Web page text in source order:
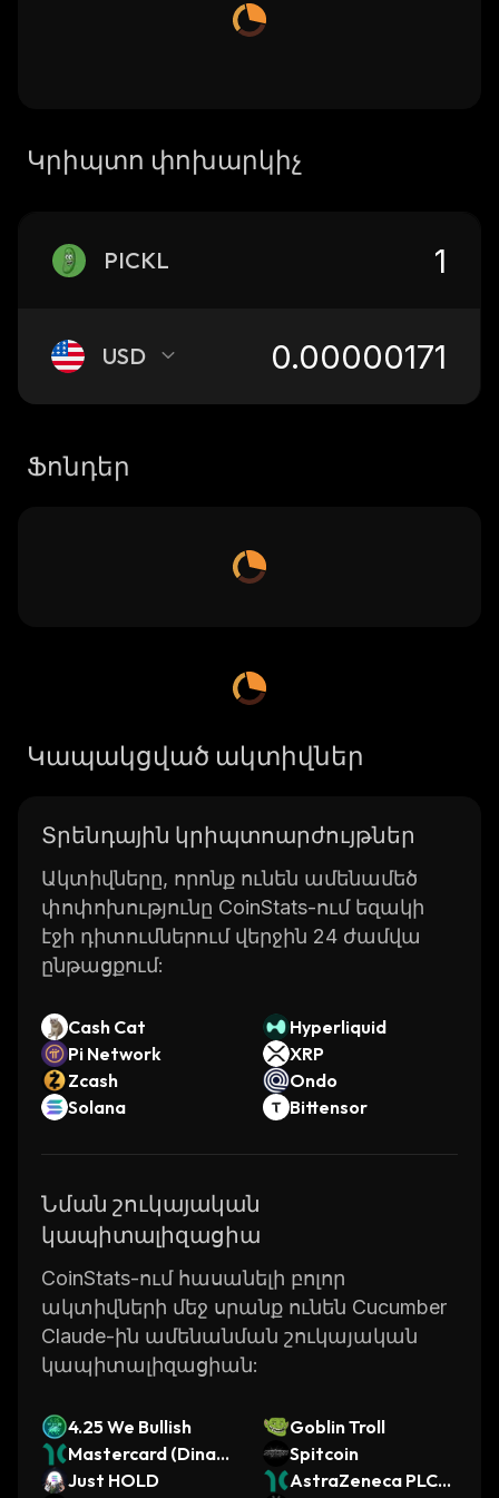
Կրիպտո փոխարկիչ
PICKL
USD
Ֆոնդեր
Կապակցված ակտիվներ
Տրենդային կրիպտոարժույթներ
Ակտիվները, որոնք ունեն ամենամեծ
փոփոխությունը CoinStats-ում եզակի
էջի դիտումներում վերջին 24 ժամվա
ընթացքում:
Cash Cat
Hyperliquid
Pi Network
XRP
Zcash
Ondo
Solana
Bittensor
Նման շուկայական
կապիտալիզացիա
CoinStats-ում հասանելի բոլոր
ակտիվների մեջ սրանք ունեն Cucumber
Claude-ին ամենանման շուկայական
կապիտալիզացիան:
4.25 We Bullish
Goblin Troll
Mastercard (Dinari
Tokenized Stock)
Spitcoin
Just HOLD
AstraZeneca PLC